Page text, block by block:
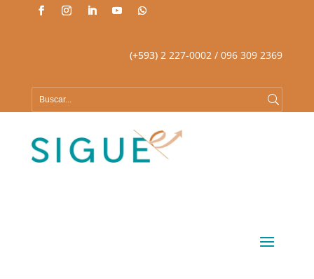
(+593)2 227-0002 / 096 309 2369